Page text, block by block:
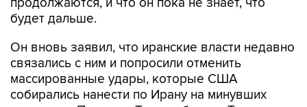
Он вновь заявил, что иранские власти недавно
массированные удары, которые США
собирались нанести по Ирану на минувших
выходных. При этом Трамп обвинил Тегеран в
том, что они отрицают такой звонок.